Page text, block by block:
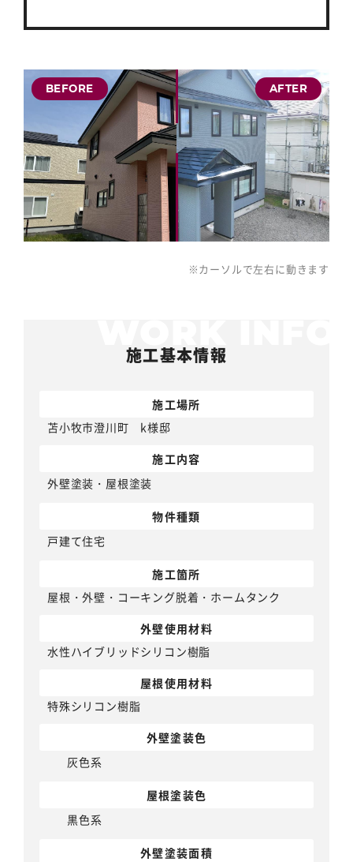
※カーソルで左右に動きます
施工基本情報
施工場所
苫小牧市澄川町 k様邸
施工内容
外壁塗装 ・ 屋根塗装
物件種類
戸建て住宅
施工箇所
屋根・外壁・コーキング脱着・ホームタンク
外壁使用材料
水性ハイブリッドシリコン樹脂
屋根使用材料
特殊シリコン樹脂
外壁塗装色
灰色系
屋根塗装色
黒色系
外壁塗装面積